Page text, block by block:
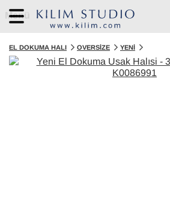
Menü
EL DOKUMA HALI OVERSIZE YENI